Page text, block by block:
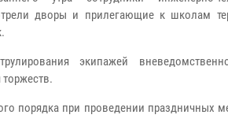
дворы и прилегающие к школам
экипажей
порядка при проведении праздничных